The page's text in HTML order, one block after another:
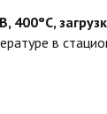
в